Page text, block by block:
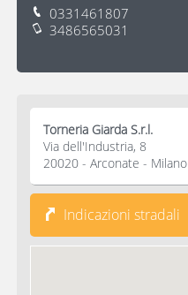
0331461807
3486565031
Torneria Giarda S.r.l.
Via dell'Industria, 8
20020 - Arconate - Milano
Indicazioni stradali